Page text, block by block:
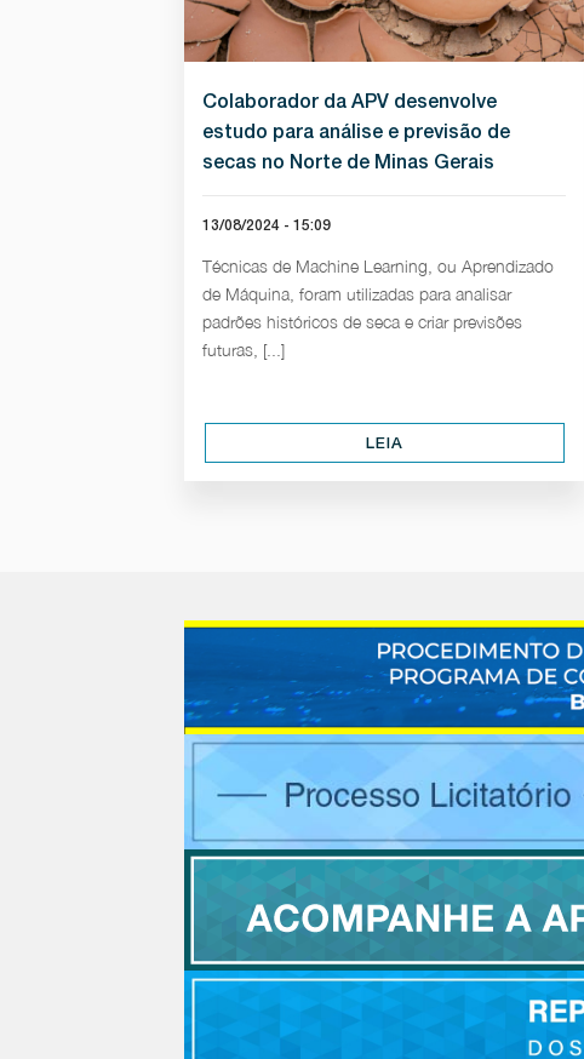
Colaborador da APV desenvolve
estudo para análise e previsão de
secas no Norte de Minas Gerais
13/08/2024 - 15:09
Técnicas de Machine Learning, ou Aprendizado
de Máquina, foram utilizadas para analisar
padrões históricos de seca e criar previsões
futuras, [...]
LEIA